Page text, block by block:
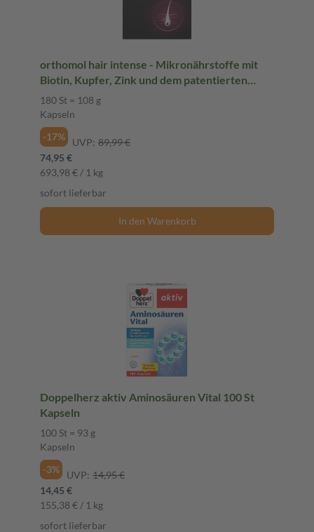
orthomol hair intense - Mikronährstoffe mit
Biotin, Kupfer, Zink und dem patentierten
KeraLiacin - Kapseln
180 St = 108 g
Kapseln
-17%
UVP: 89,99 €
74,95 €
693,98 € / 1 kg
sofort lieferbar
In den Warenkorb
Doppelherz aktiv Aminosäuren Vital 100 St
Kapseln
100 St = 93 g
Kapseln
-3%
UVP: 14,95 €
14,45 €
155,38 € / 1 kg
sofort lieferbar